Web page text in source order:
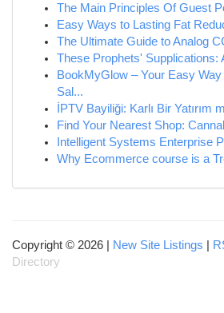
The Main Principles Of Guest
Easy Ways to Lasting Fat
The Ultimate Guide to Analog
These Prophets' Supplications:
BookMyGlow – Your Easy
Sal...
İPTV Bayiliği: Karlı Bir Yatırım
Find Your Nearest Shop:
Intelligent Systems Enterprise
Why Ecommerce course is a
Copyright © 2026 | New Site Listings
Directory